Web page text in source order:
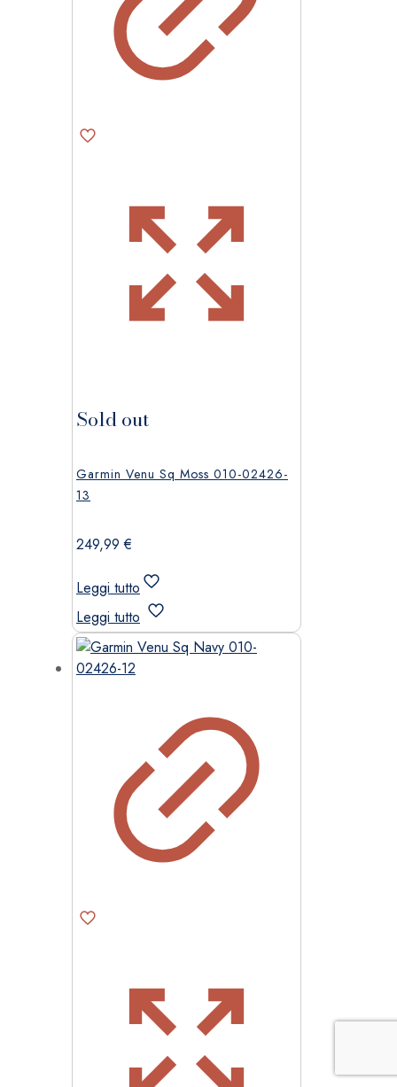
Sold out
Garmin Venu Sq Moss 010-02426-
13
249,99€
Leggi tutto
Leggi tutto